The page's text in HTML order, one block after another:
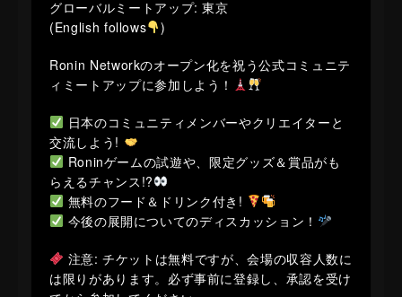
グローバルミートアップ: 東京
​(English follows
)
​Ronin Networkのオープン化を祝う公式コミュニテ
ィミートアップに参加しよう！
日本のコミュニティメンバーやクリエイターと
交流しよう!
Roninゲームの試遊や、限定グッズ＆賞品がも
らえるチャンス!?
無料のフード＆ドリンク付き!
今後の展開についてのディスカッション！
注意: チケットは無料ですが、会場の収容人数に
は限りがあります。必ず事前に登録し、承認を受け